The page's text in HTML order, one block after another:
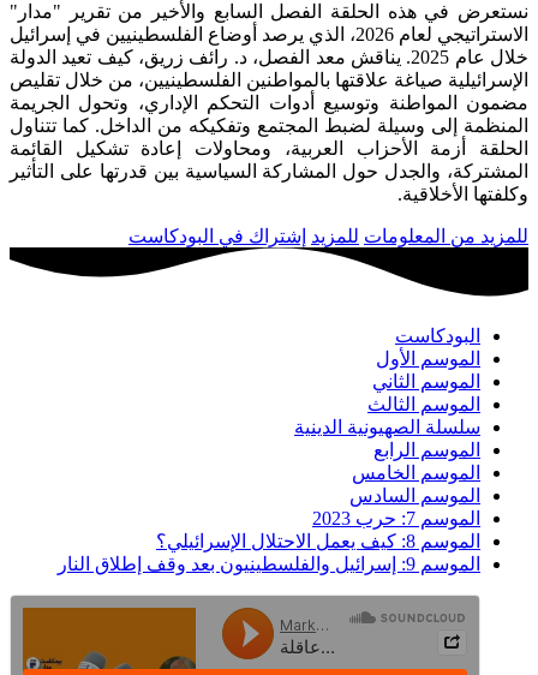
نستعرض في هذه الحلقة الفصل السابع والأخير من تقرير "مدار"
الاستراتيجي لعام 2026، الذي يرصد أوضاع الفلسطينيين في إسرائيل
خلال عام 2025. يناقش معد الفصل، د. رائف زريق، كيف تعيد الدولة
الإسرائيلية صياغة علاقتها بالمواطنين الفلسطينيين، من خلال تقليص
مضمون المواطنة وتوسيع أدوات التحكم الإداري، وتحول الجريمة
المنظمة إلى وسيلة لضبط المجتمع وتفكيكه من الداخل. كما تتناول
الحلقة أزمة الأحزاب العربية، ومحاولات إعادة تشكيل القائمة
المشتركة، والجدل حول المشاركة السياسية بين قدرتها على التأثير
وكلفتها الأخلاقية.
للمزيد من المعلومات للمزيد إشتراك في البودكاست
البودكاست
الموسم الأول
الموسم الثاني
الموسم الثالث
سلسلة الصهيونية الدينية
الموسم الرابع
الموسم الخامس
الموسم السادس
الموسم 7: حرب 2023
الموسم 8: كيف يعمل الاحتلال الإسرائيلي؟
الموسم 9: إسرائيل والفلسطينيون بعد وقف إطلاق النار